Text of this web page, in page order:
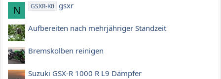
N GSXR-K0 gsxr
Aufbereiten nach mehrjähriger Standzeit
Bremskolben reinigen
Suzuki GSX-R 1000 R L9 Dämpfer